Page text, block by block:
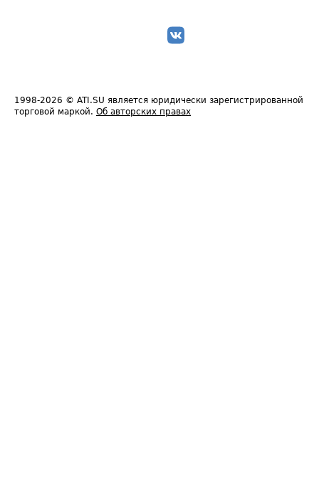
1998-2026 © ATI.SU является юридически зарегистрированной
торговой маркой. Об авторских правах